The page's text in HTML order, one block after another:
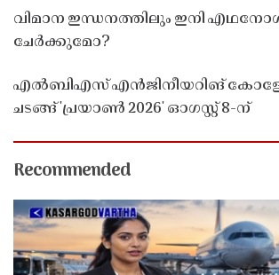
വിമാന ഇന്ധനത്തിലും ഇനി
ചേർക്കുമോ?
എൽബിഎസ് എൻജിനീയറിങ്
ചടങ്ങ് 'പ്രയാൺ 2026' ഓഗസ്റ്റ് 8-ന്
Recommended